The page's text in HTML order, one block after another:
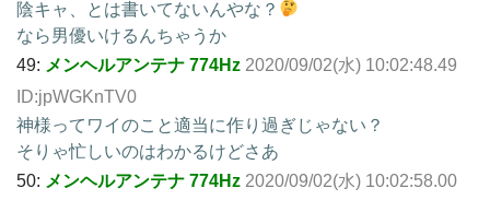
陰キャ、とは書いてないんやな？
なら男優いけるんちゃうか
49: メンヘルアンテナ 774Hz 2020/09/02(水) 10:02:48.49
ID:jpWGKnTV0
神様ってワイのこと適当に作り過ぎじゃない？
そりゃ忙しいのはわかるけどさあ
50: メンヘルアンテナ 774Hz 2020/09/02(水) 10:02:58.00